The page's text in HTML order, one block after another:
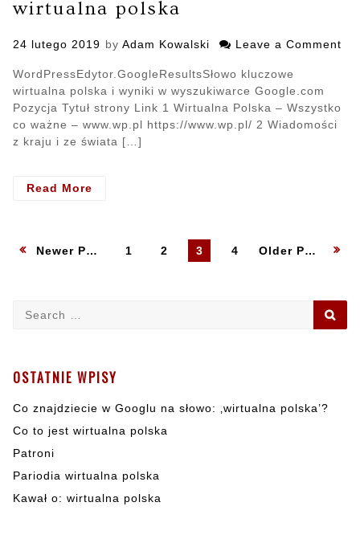
–
produkty
wirtualna polska
Posted
24 lutego 2019 by Adam Kowalski Leave a Comment
WordPressEdytor.GoogleResultsSłowo kluczowe
wirtualna polska i wyniki w wyszukiwarce Google.com
Pozycja Tytuł strony Link 1 Wirtualna Polska – Wszystko
co ważne – www.wp.pl https://www.wp.pl/ 2 Wiadomości
z kraju i ze świata […]
Read More
Nawigacja
wpisach
Newer Posts Page
1 Page
2 Page
3 Page
4 Older Posts
Search
OSTATNIE WPISY
Co znajdziecie w Googlu na słowo: ‚wirtualna polska’?
Co to jest wirtualna polska
Patroni
Pariodia wirtualna polska
Kawał o: wirtualna polska